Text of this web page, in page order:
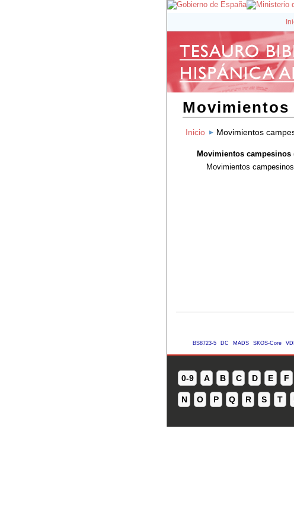
Movimientos
Inicio Movimientos
Movimientos campesinos
Movimientos
BS8723-5 DC MADS SKOS-Core
0-9 A B C D E F
N O P Q R S T